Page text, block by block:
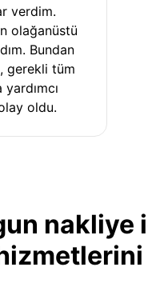
verdim.
olağanüstü
Bundan
gerekli tüm
oldu.
nakliye